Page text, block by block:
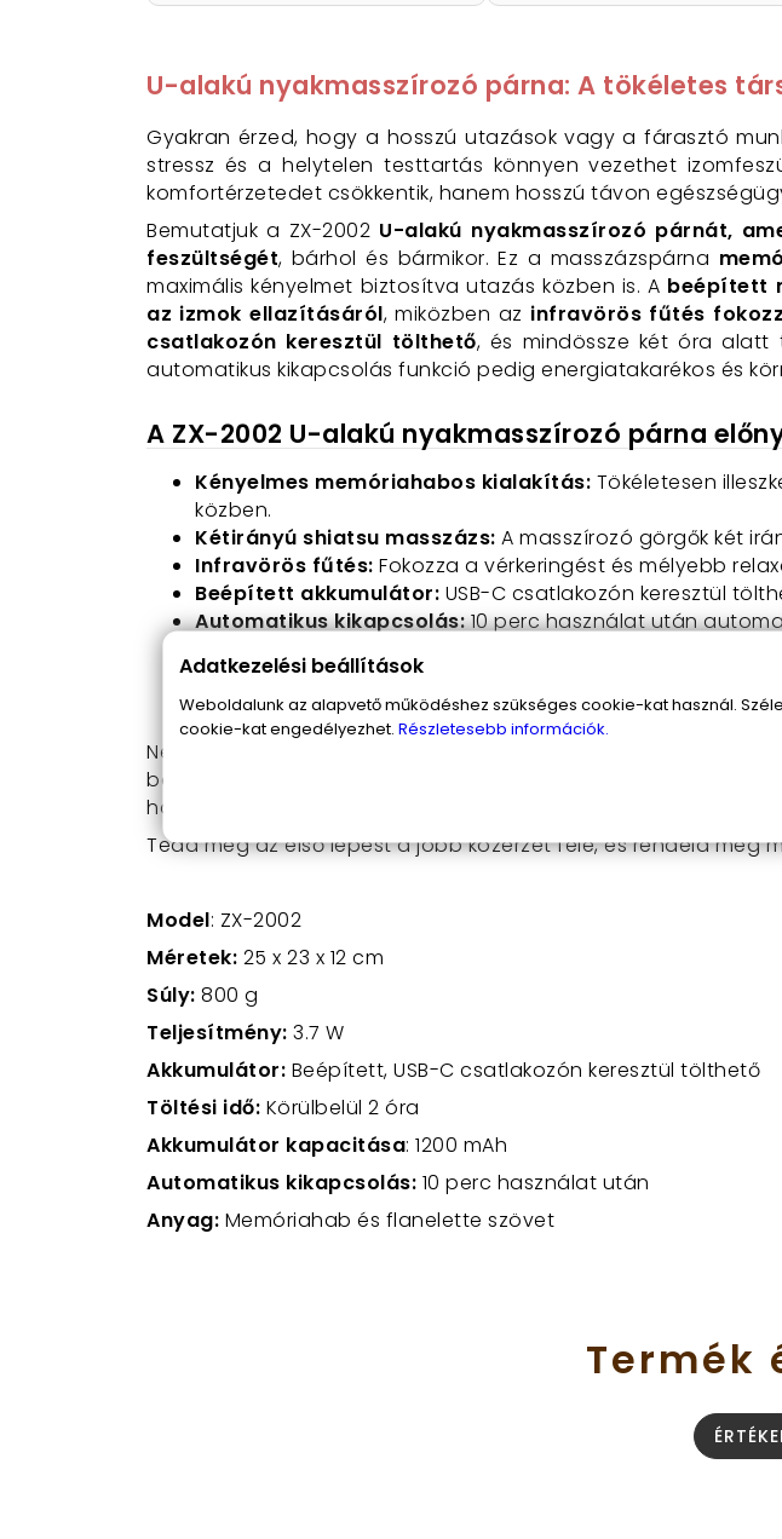
U-alakú nyakmasszírozó párna: A tökéletes
Gyakran érzed, hogy a hosszú utazások vagy a fárasztó
stressz és a helytelen testtartás könnyen vezethet
komfortérzetedet csökkentik, hanem hosszú távon
Bemutatjuk a ZX-2002 U-alakú nyakmasszírozó párnát,
feszültségét, bárhol és bármikor. Ez a masszázspárna
maximális kényelmet biztosítva utazás közben is. A beépített
az izmok ellazításáról, miközben az infravörös fűtés
csatlakozón keresztül tölthető, és mindössze két óra alatt
automatikus kikapcsolás funkció pedig energiatakarékos és
A ZX-2002 U-alakú nyakmasszírozó párna
Kényelmes memóriahabos kialakítás: Tökéletesen
közben.
Kétirányú shiatsu masszázs: A masszírozó görgők két
Infravörös fűtés: Fokozza a vérkeringést és mélyebb
Beépített akkumulátor: USB-C csatlakozón keresztül
Automatikus kikapcsolás:10 perc használat után
Selymesen puha flanelette szövet:
Ergonómikus kialakítás:Támogatja a nyak és vállak
Ne hagyd, hogy a mindennapi stressz és a feszültség
bármikor élvezheted a pihentető masszázst és a
hanem hozzájárul az általános jólétedhez is.
Tedd meg az első lépést a jobb közérzet felé, és rendeld meg
Model: ZX-2002
Méretek: 25 x 23 x 12 cm
Súly: 800 g
Teljesítmény: 3.7 W
Akkumulátor: Beépített, USB-C csatlakozón keresztül tölthető
Töltési idő: Körülbelül 2 óra
Akkumulátor kapacitása: 1200 mAh
Automatikus kikapcsolás: 10 perc használat után
Anyag: Memóriahab és flanelette szövet
Termék
Adatkezelési beállítások
Weboldalunk az alapvető működéshez szükséges cookie-kat használ.
cookie-kat engedélyezhet. Részletesebb információk.